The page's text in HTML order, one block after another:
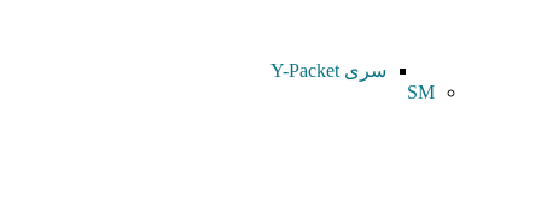
سری Y-Packet
SM